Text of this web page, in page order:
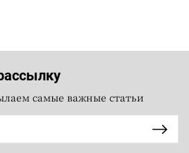
самые важные статьи